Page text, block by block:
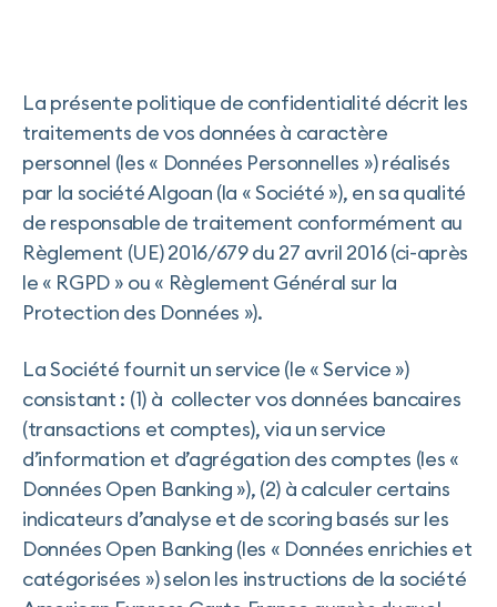
La présente politique de confidentialité décrit les
traitements de vos données à caractère
personnel (les « Données Personnelles ») réalisés
par la société Algoan (la « Société »), en sa qualité
de responsable de traitement conformément au
Règlement (UE) 2016/679 du 27 avril 2016 (ci-après
le « RGPD » ou « Règlement Général sur la
Protection des Données »).
La Société fournit un service (le « Service »)
consistant : (1) à collecter vos données bancaires
(transactions et comptes), via un service
d’information et d’agrégation des comptes (les «
Données Open Banking »), (2) à calculer certains
indicateurs d’analyse et de scoring basés sur les
Données Open Banking (les « Données enrichies et
catégorisées ») selon les instructions de la société